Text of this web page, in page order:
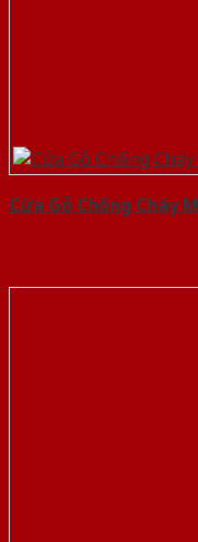
Cửa Gỗ Chống Cháy